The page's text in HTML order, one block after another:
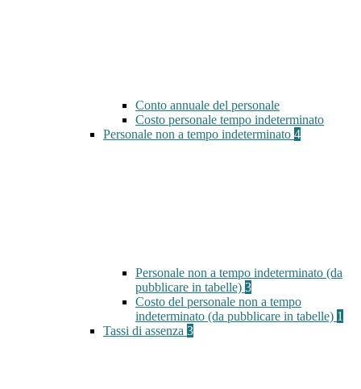
Conto annuale del personale
Costo personale tempo indeterminato
Personale non a tempo indeterminato 4
Personale non a tempo indeterminato (da
pubblicare in tabelle) 3
Costo del personale non a tempo
indeterminato (da pubblicare in tabelle) 1
Tassi di assenza 3